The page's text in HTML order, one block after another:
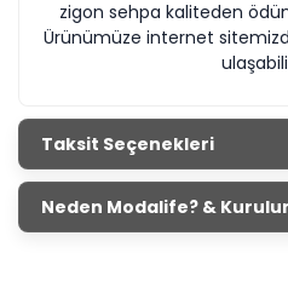
zigon sehpa kaliteden
Ürünümüze internet
Taksit Seçenekleri
Neden Modalife? &